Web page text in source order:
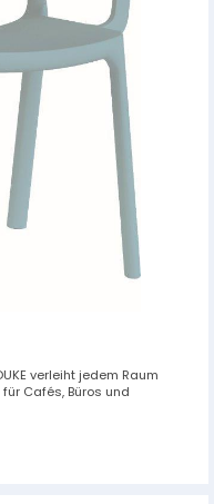
verleiht jedem Raum
Cafés, Büros und